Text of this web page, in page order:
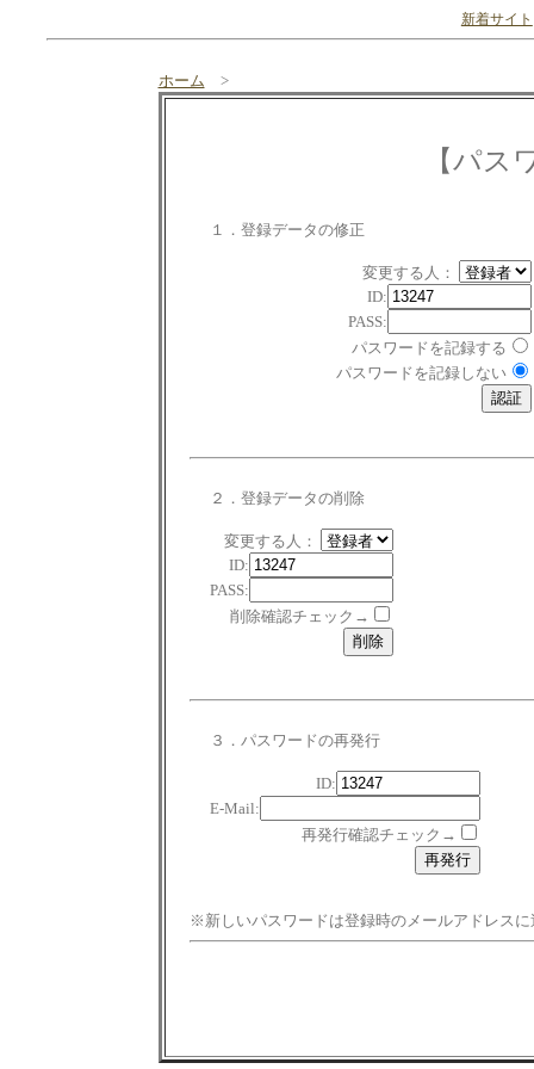
新着サイト
ホーム >
【パス
１．登録データの修正
変更する人：
ID:
PASS:
パスワードを記録する
パスワードを記録しない
２．登録データの削除
変更する人：
ID:
PASS:
削除確認チェック→
３．パスワードの再発行
ID:
E-Mail:
再発行確認チェック→
※新しいパスワードは登録時のメールアドレスに